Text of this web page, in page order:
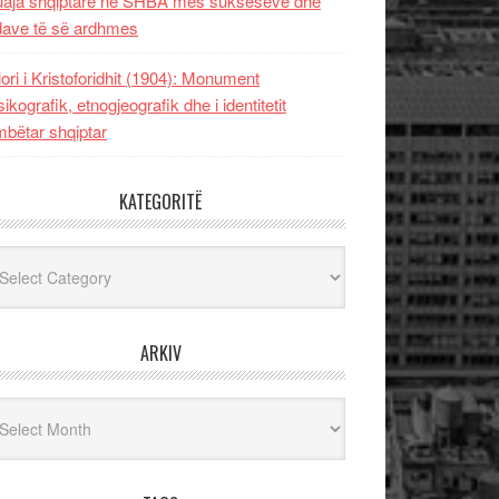
të së ardhmes
i Kristoforidhit (1904): Monument
etnogjeografik dhe i identitetit
shqiptar
KATEGORITË
ARKIV